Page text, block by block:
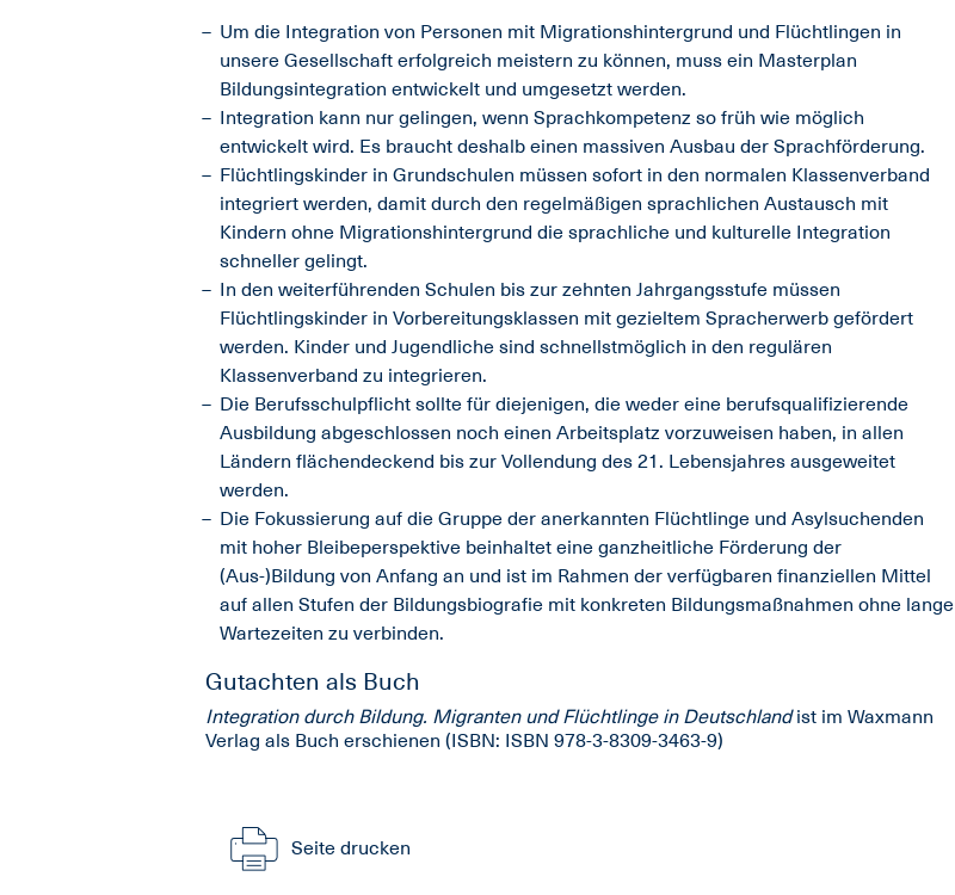
Um die Integration von Personen mit Migrationshintergrund und Flüchtlingen in
unsere Gesellschaft erfolgreich meistern zu können, muss ein Masterplan
Bildungsintegration entwickelt und umgesetzt werden.
Integration kann nur gelingen, wenn Sprachkompetenz so früh wie möglich
entwickelt wird. Es braucht deshalb einen massiven Ausbau der Sprachförderung.
Flüchtlingskinder in Grundschulen müssen sofort in den normalen Klassenverband
integriert werden, damit durch den regelmäßigen sprachlichen Austausch mit
Kindern ohne Migrationshintergrund die sprachliche und kulturelle Integration
schneller gelingt.
In den weiterführenden Schulen bis zur zehnten Jahrgangsstufe müssen
Flüchtlingskinder in Vorbereitungsklassen mit gezieltem Spracherwerb gefördert
werden. Kinder und Jugendliche sind schnellstmöglich in den regulären
Klassenverband zu integrieren.
Die Berufsschulpflicht sollte für diejenigen, die weder eine berufsqualifizierende
Ausbildung abgeschlossen noch einen Arbeitsplatz vorzuweisen haben, in allen
Ländern flächendeckend bis zur Vollendung des 21. Lebensjahres ausgeweitet
werden.
Die Fokussierung auf die Gruppe der anerkannten Flüchtlinge und Asylsuchenden
mit hoher Bleibeperspektive beinhaltet eine ganzheitliche Förderung der
(Aus-)Bildung von Anfang an und ist im Rahmen der verfügbaren finanziellen Mittel
auf allen Stufen der Bildungsbiografie mit konkreten Bildungsmaßnahmen ohne lange
Wartezeiten zu verbinden.
Gutachten als Buch
Integration durch Bildung. Migranten und Flüchtlinge in Deutschlandist im Waxmann
Verlag als Buch erschienen (ISBN: ISBN 978-3-8309-3463-9)
Seite drucken